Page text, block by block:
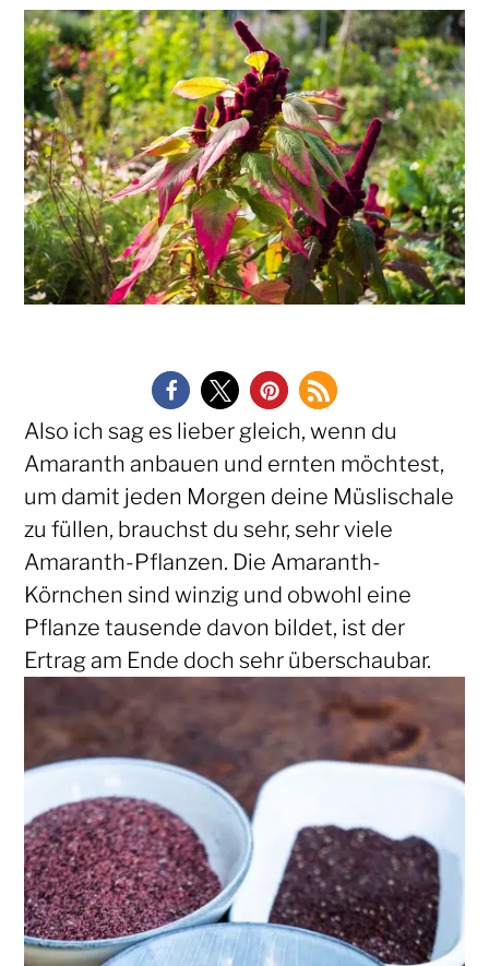
Also ich sag es lieber gleich, wenn du
Amaranth anbauen und ernten möchtest,
um damit jeden Morgen deine Müslischale
zu füllen, brauchst du sehr, sehr viele
Amaranth-Pflanzen. Die Amaranth-
Körnchen sind winzig und obwohl eine
Pflanze tausende davon bildet, ist der
Ertrag am Ende doch sehr überschaubar.